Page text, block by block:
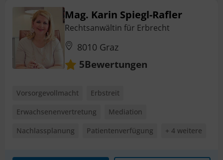
Mag. Karin Spiegl-Rafler
Rechtsanwältin für Erbrecht
8010 Graz
5Bewertungen
Vorsorgevollmacht
Erbstreit
Erwachsenenvertretung
Mediation
Nachlassplanung
Patientenverfügung + 4 weitere